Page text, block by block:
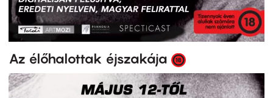
Az élőhalottak éjszakája